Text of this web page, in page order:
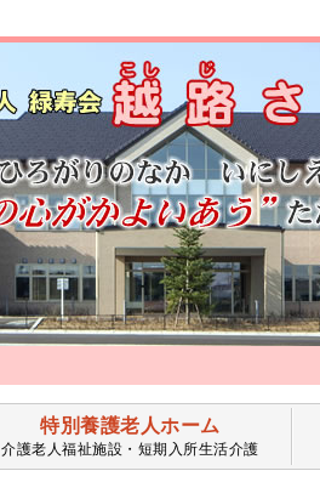
特別養護老人ホーム
介護老人福祉施設・短期入所生活介護